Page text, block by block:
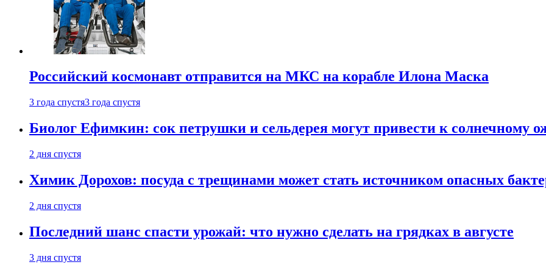
Российский космонавт отправится на МКС на корабле Илона Маска
3 года спустя3 года спустя
Биолог Ефимкин: сок петрушки и сельдерея могут привести к солнечному
2 дня спустя
Химик Дорохов: посуда с трещинами может стать источником опасных
2 дня спустя
Последний шанс спасти урожай: что нужно сделать на грядках в августе
3 дня спустя